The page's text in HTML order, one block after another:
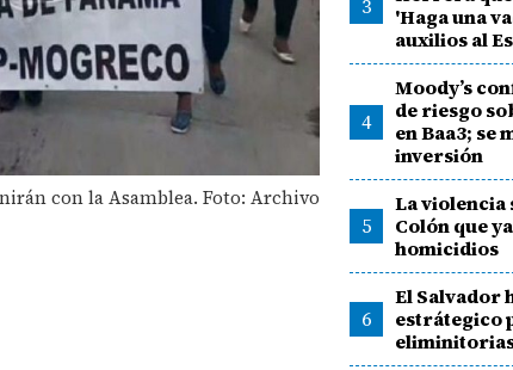
con la Asamblea. Foto: Archivo
3
'Haga una
auxilios al
4
Moody’s
de riesgo
en Baa3; se
inversión
5
La violencia
Colón que
homicidios
6
El Salvador
estrátegico